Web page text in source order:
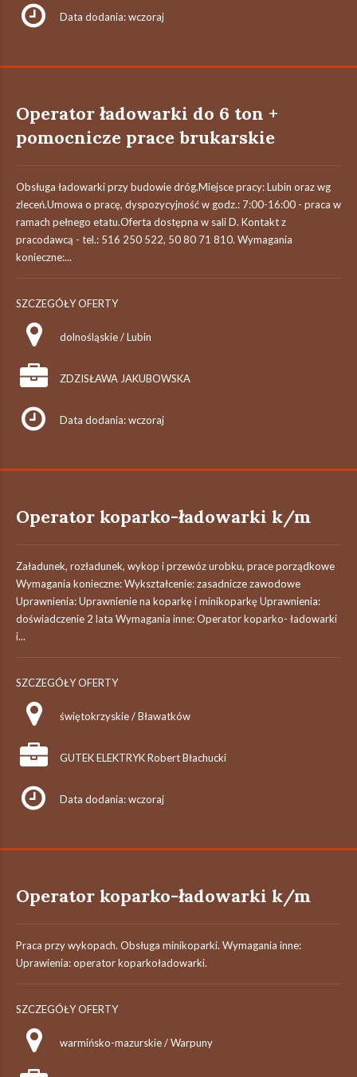
Data dodania: wczoraj
Operator ładowarki do 6 ton +
pomocnicze prace brukarskie
Obsługa ładowarki przy budowie dróg.Miejsce pracy: Lubin oraz wg
zleceń.Umowa o pracę, dyspozycyjność w godz.: 7:00-16:00 - praca w
ramach pełnego etatu.Oferta dostępna w sali D. Kontakt z
pracodawcą - tel.: 516 250 522, 50 80 71 810. Wymagania
konieczne:...
SZCZEGÓŁY OFERTY
dolnośląskie / Lubin
ZDZISŁAWA JAKUBOWSKA
Data dodania: wczoraj
Operator koparko-ładowarki k/m
Załadunek, rozładunek, wykop i przewóz urobku, prace porządkowe
Wymagania konieczne: Wykształcenie: zasadnicze zawodowe
Uprawnienia: Uprawnienie na koparkę i minikoparkę Uprawnienia:
doświadczenie 2 lata Wymagania inne: Operator koparko- ładowarki
i...
SZCZEGÓŁY OFERTY
świętokrzyskie / Bławatków
GUTEK ELEKTRYK Robert Błachucki
Data dodania: wczoraj
Operator koparko-ładowarki k/m
Praca przy wykopach. Obsługa minikoparki. Wymagania inne:
Uprawienia: operator koparkoładowarki.
SZCZEGÓŁY OFERTY
warmińsko-mazurskie / Warpuny